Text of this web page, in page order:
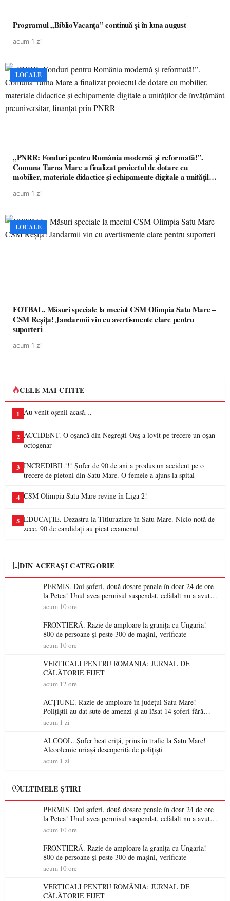
Programul „BiblioVacanța” continuă și în luna august
acum 1 zi
LOCALE
„PNRR: Fonduri pentru România modernă și reformată!”.
Comuna Tarna Mare a finalizat proiectul de dotare cu
mobilier, materiale didactice și echipamente digitale a unităților
acum 1 zi
LOCALE
FOTBAL. Măsuri speciale la meciul CSM Olimpia Satu Mare –
CSM Reșița! Jandarmii vin cu avertismente clare pentru
suporteri
acum 1 zi
CELE MAI CITITE
1 Au venit oșenii acasă…
2 ACCIDENT. O oșancă din Negrești-Oaș a lovit pe trecere un oșan
octogenar
3 INCREDIBIL!!! Șofer de 90 de ani a produs un accident pe o
trecere de pietoni din Satu Mare. O femeie a ajuns la spital
4 CSM Olimpia Satu Mare revine în Liga 2!
5 EDUCAȚIE. Dezastru la Titluraziare în Satu Mare. Nicio notă de
zece, 90 de candidați au picat examenul
DIN ACEEAȘI CATEGORIE
PERMIS. Doi șoferi, două dosare penale în doar 24 de ore
la Petea! Unul avea permisul suspendat, celălalt nu a avut
niciodată permis
acum 10 ore
FRONTIERĂ. Razie de amploare la granița cu Ungaria!
800 de persoane și peste 300 de mașini, verificate
acum 10 ore
VERTICALI PENTRU ROMÂNIA: JURNAL DE
CĂLĂTORIE FIJET
acum 12 ore
ACȚIUNE. Razie de amploare în județul Satu Mare!
Polițiștii au dat sute de amenzi și au lăsat 14 șoferi fără
permis într-o singură zi
acum 1 zi
ALCOOL. Șofer beat criță, prins în trafic la Satu Mare!
Alcoolemie uriașă descoperită de polițiști
acum 1 zi
ULTIMELE ȘTIRI
PERMIS. Doi șoferi, două dosare penale în doar 24 de ore
la Petea! Unul avea permisul suspendat, celălalt nu a avut
niciodată permis
acum 10 ore
FRONTIERĂ. Razie de amploare la granița cu Ungaria!
800 de persoane și peste 300 de mașini, verificate
acum 10 ore
VERTICALI PENTRU ROMÂNIA: JURNAL DE
CĂLĂTORIE FIJET